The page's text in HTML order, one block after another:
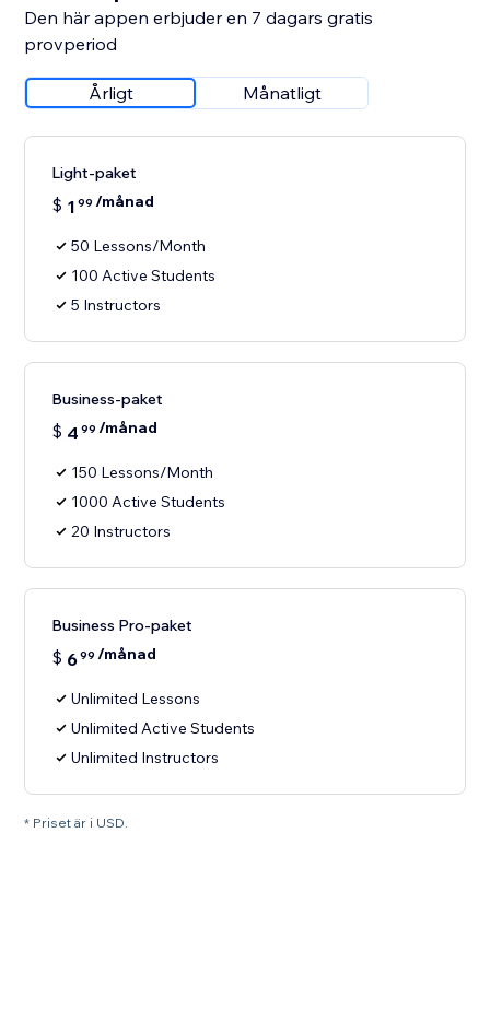
Den här appen erbjuder en 7 dagars gratis
provperiod
Årligt Månatligt
Light-paket
$ 1 99 /månad
50 Lessons/Month
100 Active Students
5 Instructors
Business-paket
$ 4 99 /månad
150 Lessons/Month
1000 Active Students
20 Instructors
Business Pro-paket
$ 699 /månad
Unlimited Lessons
Unlimited Active Students
Unlimited Instructors
* Priset är i USD.